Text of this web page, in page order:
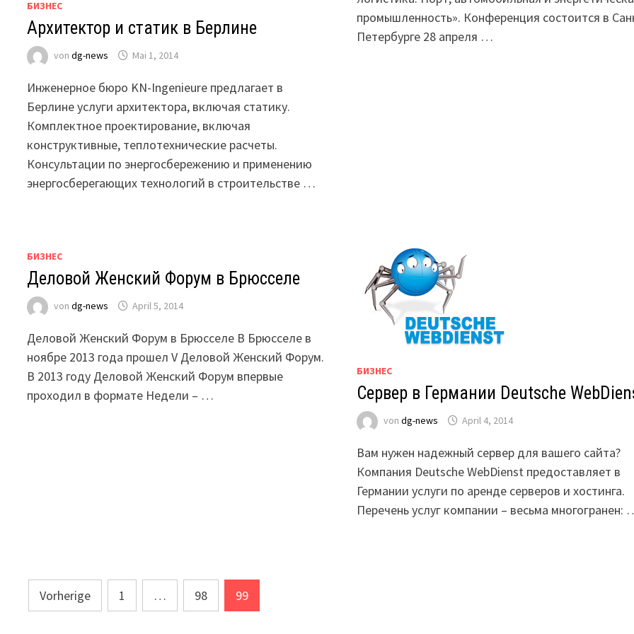
БИЗНЕС
Архитектор и статик в Берлине
vondg-news Mai 1, 2014
Инженерное бюро KN-Ingenieure предлагает в
Берлине услуги архитектора, включая статику.
Комплектное проектирование, включая
конструктивные, теплотехнические расчеты.
Консультации по энергосбережению и применению
энергосберегающих технологий в строительстве …
промышленность». Конференция состоится в
Петербурге 28 апреля …
БИЗНЕС
Деловой Женский Форум в Брюсселе
vondg-news April 5, 2014
Деловой Женский Форум в Брюсселе В Брюсселе в
ноябре 2013 года прошел V Деловой Женский Форум.
В 2013 году Деловой Женский Форум впервые
проходил в формате Недели – …
БИЗНЕС
Сервер в Германии Deutsche
von dg-news April 4, 2014
Вам нужен надежный сервер для вашего сайта?
Компания Deutsche WebDienst предоставляет в
Германии услуги по аренде серверов и хостинга.
Перечень услуг компании – весьма многогранен:
Seitennummerierung
der
Vorherige 1 … 98 99